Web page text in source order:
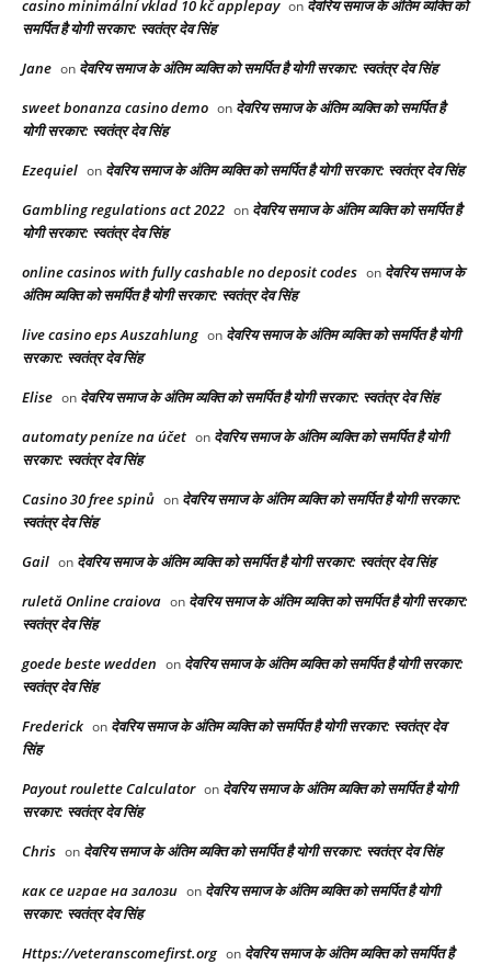
casino minimální vklad 10 kč applepay on देवरिय समाज के अंतिम व्यक्ति को
समर्पित है योगी सरकार: स्वतंत्र देव सिंह
Jane on देवरिय समाज के अंतिम व्यक्ति को समर्पित है योगी सरकार: स्वतंत्र देव सिंह
sweet bonanza casino demo on देवरिय समाज के अंतिम व्यक्ति को समर्पित है
योगी सरकार: स्वतंत्र देव सिंह
Ezequiel on देवरिय समाज के अंतिम व्यक्ति को समर्पित है योगी सरकार: स्वतंत्र देव सिंह
Gambling regulations act 2022 on देवरिय समाज के अंतिम व्यक्ति को समर्पित है
योगी सरकार: स्वतंत्र देव सिंह
online casinos with fully cashable no deposit codes on देवरिय समाज के
अंतिम व्यक्ति को समर्पित है योगी सरकार: स्वतंत्र देव सिंह
live casino eps Auszahlung on देवरिय समाज के अंतिम व्यक्ति को समर्पित है योगी
सरकार: स्वतंत्र देव सिंह
Elise on देवरिय समाज के अंतिम व्यक्ति को समर्पित है योगी सरकार: स्वतंत्र देव सिंह
automaty peníze na účet on देवरिय समाज के अंतिम व्यक्ति को समर्पित है योगी
सरकार: स्वतंत्र देव सिंह
Casino 30 free spinů on देवरिय समाज के अंतिम व्यक्ति को समर्पित है योगी सरकार:
स्वतंत्र देव सिंह
Gail on देवरिय समाज के अंतिम व्यक्ति को समर्पित है योगी सरकार: स्वतंत्र देव सिंह
ruletă Online craiova on देवरिय समाज के अंतिम व्यक्ति को समर्पित है योगी सरकार:
स्वतंत्र देव सिंह
goede beste wedden on देवरिय समाज के अंतिम व्यक्ति को समर्पित है योगी सरकार:
स्वतंत्र देव सिंह
Frederick on देवरिय समाज के अंतिम व्यक्ति को समर्पित है योगी सरकार: स्वतंत्र देव
सिंह
Payout roulette Calculator on देवरिय समाज के अंतिम व्यक्ति को समर्पित है योगी
सरकार: स्वतंत्र देव सिंह
Chris on देवरिय समाज के अंतिम व्यक्ति को समर्पित है योगी सरकार: स्वतंत्र देव सिंह
как се играе на залози on देवरिय समाज के अंतिम व्यक्ति को समर्पित है योगी
सरकार: स्वतंत्र देव सिंह
Https://veteranscomefirst.org on देवरिय समाज के अंतिम व्यक्ति को समर्पित है